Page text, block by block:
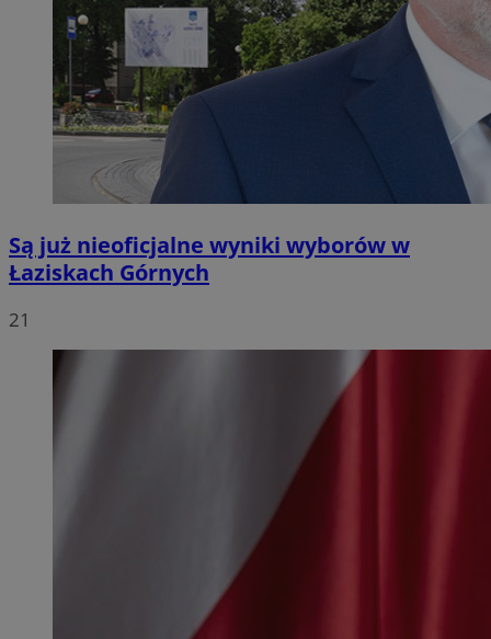
Są już nieoficjalne wyniki wyborów w
Łaziskach Górnych
21